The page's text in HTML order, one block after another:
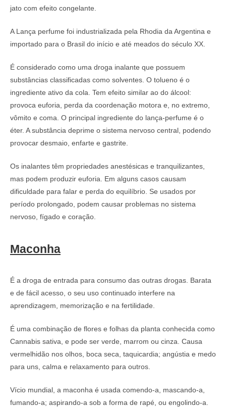
jato com efeito congelante.
A Lança perfume foi industrializada pela Rhodia da Argentina e
importado para o Brasil do início e até meados do século XX.
É considerado como uma droga inalante que possuem
substâncias classificadas como solventes. O tolueno é o
ingrediente ativo da cola. Tem efeito similar ao do álcool:
provoca euforia, perda da coordenação motora e, no extremo,
vômito e coma. O principal ingrediente do lança-perfume é o
éter. A substância deprime o sistema nervoso central, podendo
provocar desmaio, enfarte e gastrite.
Os inalantes têm propriedades anestésicas e tranquilizantes,
mas podem produzir euforia. Em alguns casos causam
dificuldade para falar e perda do equilíbrio. Se usados por
período prolongado, podem causar problemas no sistema
nervoso, fígado e coração.
Maconha
É a droga de entrada para consumo das outras drogas. Barata
e de fácil acesso, o seu uso continuado interfere na
aprendizagem, memorização e na fertilidade.
É uma combinação de flores e folhas da planta conhecida como
Cannabis sativa, e pode ser verde, marrom ou cinza. Causa
vermelhidão nos olhos, boca seca, taquicardia; angústia e medo
para uns, calma e relaxamento para outros.
Vício mundial, a maconha é usada comendo-a, mascando-a,
fumando-a; aspirando-a sob a forma de rapé, ou engolindo-a.